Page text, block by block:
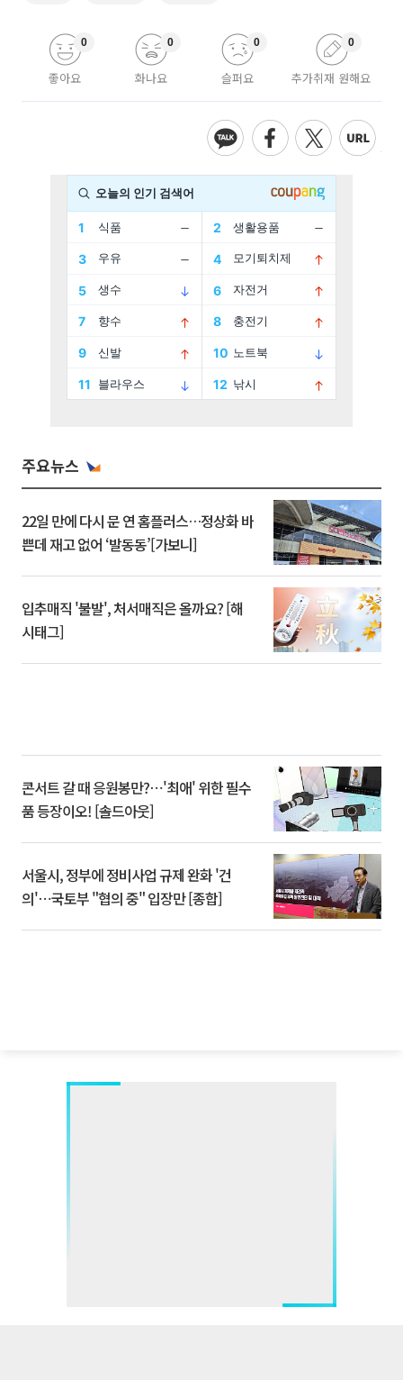
좋아요
0
화나요
0
슬퍼요
0
추가취재 원해요
0
주요뉴스
22일 만에 다시 문 연 홈플러스…정상화 바
쁜데 재고 없어 ‘발동동’[가보니]
입추매직 '불발', 처서매직은 올까요? [해
시태그]
콘서트 갈 때 응원봉만?⋯'최애' 위한 필수
품 등장이오! [솔드아웃]
서울시, 정부에 정비사업 규제 완화 '건
의'⋯국토부 "협의 중" 입장만 [종합]